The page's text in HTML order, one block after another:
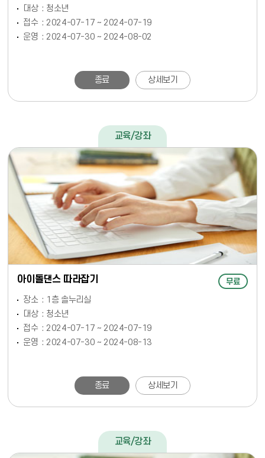
대상
청소년
접수
2024-07-17 ~ 2024-07-19
운영
2024-07-30 ~ 2024-08-02
종료 상세보기
교육/강좌
아이돌댄스 따라잡기 무료
장소
1층 솔누리실
대상
청소년
접수
2024-07-17 ~ 2024-07-19
운영
2024-07-30 ~ 2024-08-13
종료 상세보기
교육/강좌